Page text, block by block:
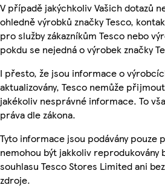
V případě jakýchkoliv Vašich dotazů
ohledně výrobků značky Tesco,
pro služby zákazníkům Tesco nebo
pokdu se nejedná o výrobek značky
I přesto, že jsou informace o
aktualizovány, Tesco nemůže
jakékoliv nesprávné informace. To
práva dle zákona.
Tyto informace jsou podávány pouze
nemohou být jakkoliv reprodukovány
souhlasu Tesco Stores Limited ani
zdroje.